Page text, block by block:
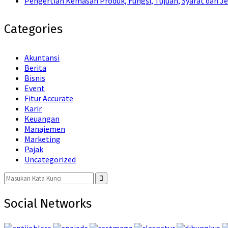
Categories
Akuntansi
Berita
Bisnis
Event
Fitur Accurate
Karir
Keuangan
Manajemen
Marketing
Pajak
Uncategorized
Search
for:
Search
Social Networks